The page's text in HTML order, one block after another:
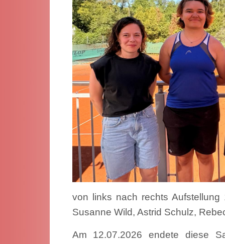
von links nach rechts Aufstellung
Susanne Wild, Astrid Schulz,
Am 12.07.2026 endete diese